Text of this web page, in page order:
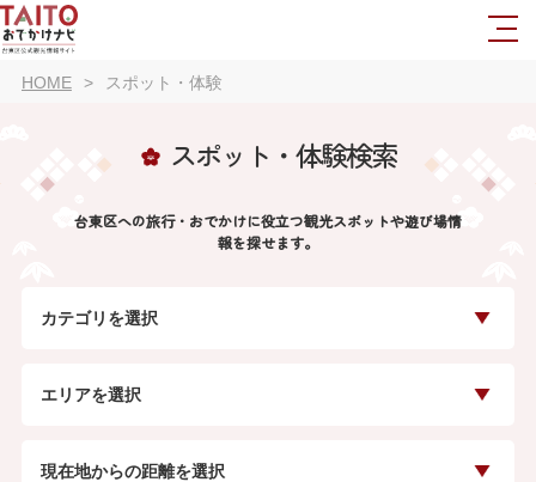
HOME スポット・体験
スポット・体験検索
台東区への旅行・おでかけに役立つ観光スポットや遊び場情
報を探せます。
カテゴリを選択
エリアを選択
現在地からの距離を選択